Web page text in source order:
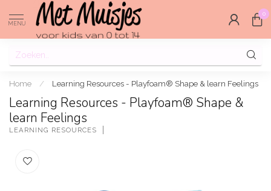
MENU
0
Home / Learning Resources - Playfoam® Shape & learn Feelings
Learning Resources - Playfoam® Shape &
learn Feelings
LEARNING RESOURCES